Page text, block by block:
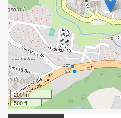
200 m
500 ft